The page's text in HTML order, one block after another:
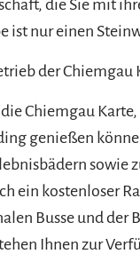
die Sie mit
ist nur einen
der Chiemgau
Chiemgau
genießen
sowie
ein kostenloser
Busse und der
Ihnen zur